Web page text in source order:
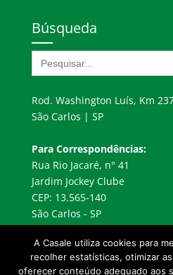
Búsqueda
Buscar:
Rod. Washington Luís, Km
São Carlos | SP
Para Correspondências:
Rua Rio Jacaré, n° 41
Jardim Jockey Clube
CEP: 13.565-140
São Carlos - SP
A Casale utiliza cookies para
recolher estatísticas, otimizar
oferecer conteúdo adequado aos